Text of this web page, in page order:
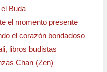
Buda
el momento presente
el corazón bondadoso
libros budistas
Chan (Zen)